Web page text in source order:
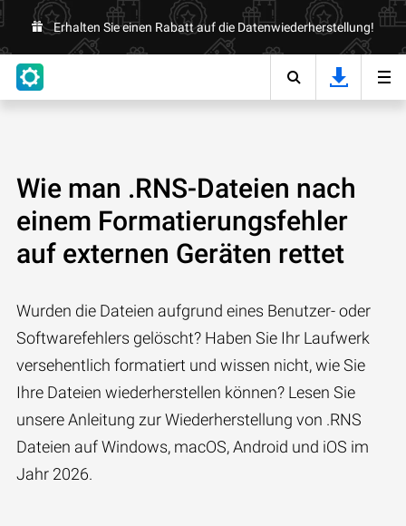
Erhalten Sie einen Rabatt auf die Datenwiederherstellung!
Wie man .RNS-Dateien nach
einem Formatierungsfehler
auf externen Geräten rettet
Wurden die Dateien aufgrund eines Benutzer- oder
Softwarefehlers gelöscht? Haben Sie Ihr Laufwerk
versehentlich formatiert und wissen nicht, wie Sie
Ihre Dateien wiederherstellen können? Lesen Sie
unsere Anleitung zur Wiederherstellung von .RNS
Dateien auf Windows, macOS, Android und iOS im
Jahr 2026.